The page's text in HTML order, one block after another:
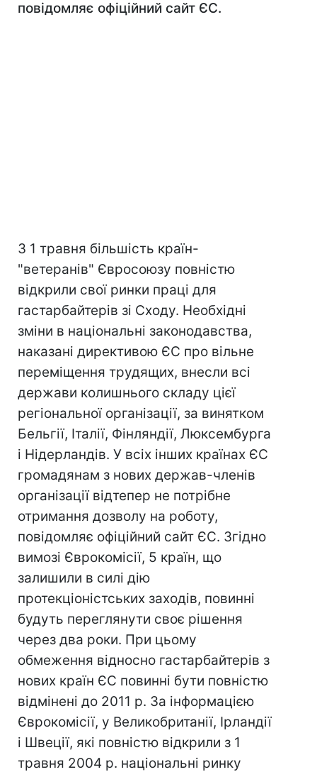
повідомляє офіційний сайт ЄС.
З 1 травня більшість країн-
"ветеранів" Євросоюзу повністю
відкрили свої ринки праці для
гастарбайтерів зі Сходу. Необхідні
зміни в національні законодавства,
наказані директивою ЄС про вільне
переміщення трудящих, внесли всі
держави колишнього складу цієї
регіональної організації, за винятком
Бельгії, Італії, Фінляндії, Люксембурга
і Нідерландів. У всіх інших країнах ЄС
громадянам з нових держав-членів
організації відтепер не потрібне
отримання дозволу на роботу,
повідомляє офіційний сайт ЄС. Згідно
вимозі Єврокомісії, 5 країн, що
залишили в силі дію
протекціоністських заходів, повинні
будуть переглянути своє рішення
через два роки. При цьому
обмеження відносно гастарбайтерів з
нових країн ЄС повинні бути повністю
відмінені до 2011 р. За інформацією
Єврокомісії, у Великобританії, Ірландії
і Швеції, які повністю відкрили з 1
травня 2004 р. національні ринку